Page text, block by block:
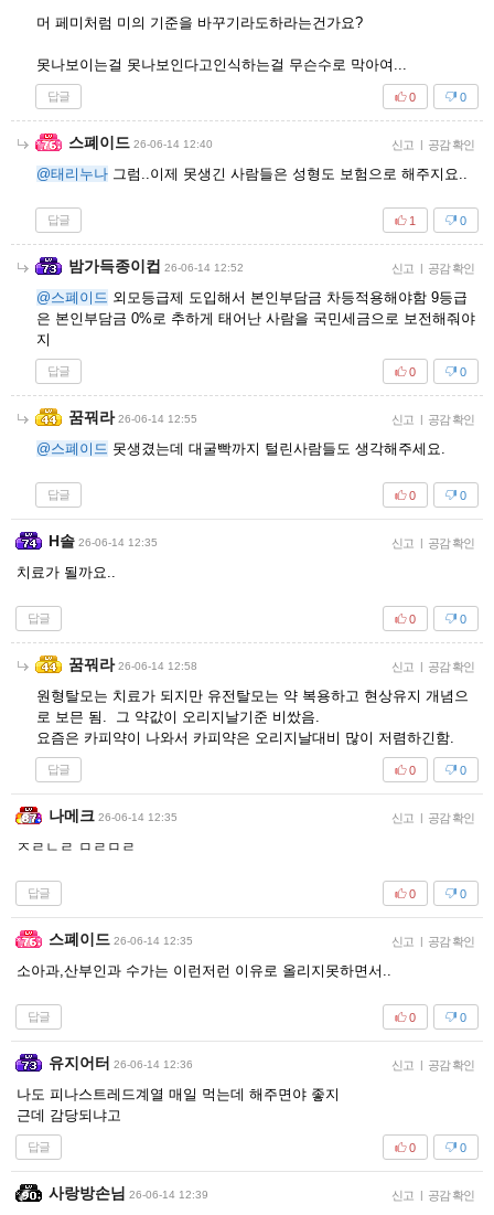
머 페미처럼 미의 기준을 바꾸기라도하라는건가요?
못나보이는걸 못나보인다고인식하는걸 무슨수로 막아여...
답글 0
0
스폐이드 26-06-14 12:40 신고 | 공감 확인
@태리누나 그럼..이제 못생긴 사람들은 성형도 보험으로 해주지요..
답글 0
1
밤가득종이컵 26-06-14 12:52 신고 | 공감 확인
@스폐이드 외모등급제 도입해서 본인부담금 차등적용해야함 9등급
은 본인부담금 0%로 추하게 태어난 사람을 국민세금으로 보전해줘야
지
답글 0
0
꿈꿔라 26-06-14 12:55 신고 | 공감 확인
@스폐이드 못생겼는데 대굴빡까지 털린사람들도 생각해주세요.
답글 0
0
H솔 26-06-14 12:35 신고 | 공감 확인
치료가 될까요..
답글 0
0
꿈꿔라 26-06-14 12:58 신고 | 공감 확인
원형탈모는 치료가 되지만 유전탈모는 약 복용하고 현상유지 개념으
로 보믄 됨. 그 약값이 오리지날기준 비쌌음.
요즘은 카피약이 나와서 카피약은 오리지날대비 많이 저렴하긴함.
답글 0
0
나메크 26-06-14 12:35 신고 | 공감 확인
ㅈㄹㄴㄹ ㅁㄹㅁㄹ
답글 0
0
스폐이드 26-06-14 12:35 신고 | 공감 확인
소아과,산부인과 수가는 이런저런 이유로 올리지못하면서..
답글 0
0
유지어터 26-06-14 12:36 신고 | 공감 확인
나도 피나스트레드계열 매일 먹는데 해주면야 좋지
근데 감당되냐고
답글 0
0
사랑방손님 26-06-14 12:39 신고 | 공감 확인